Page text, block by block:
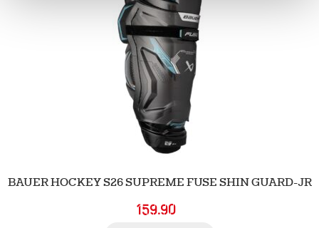
BAUER HOCKEY S26 SUPREME FUSE SHIN GUARD-JR
159.90